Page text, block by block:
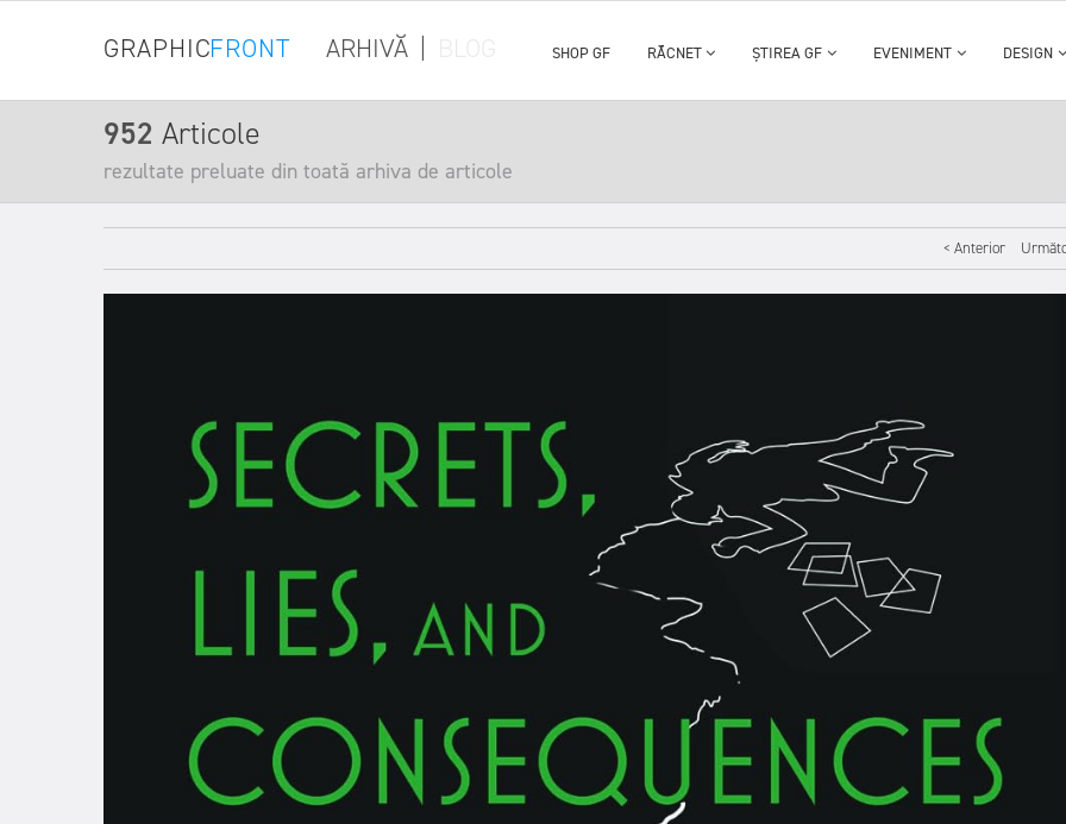
GRAPHICFRONT ARHIVĂ SHOP GF RĂCNET ȘTIREA GF EVENIMENT DESIGN
952 Articole
rezultate preluate din toată arhiva de articole
< Anterior